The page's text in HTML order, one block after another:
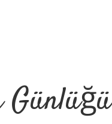
Günlüğü